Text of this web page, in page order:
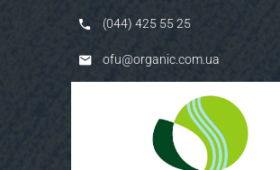
(044) 425 55 25
ofu@organic.com.ua